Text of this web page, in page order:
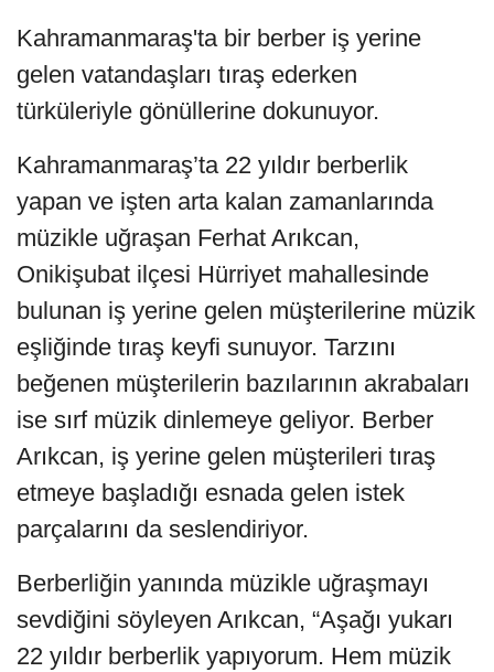
Kahramanmaraş'ta bir berber iş yerine
gelen vatandaşları tıraş ederken
türküleriyle gönüllerine dokunuyor.
Kahramanmaraş’ta 22 yıldır berberlik
yapan ve işten arta kalan zamanlarında
müzikle uğraşan Ferhat Arıkcan,
Onikişubat ilçesi Hürriyet mahallesinde
bulunan iş yerine gelen müşterilerine müzik
eşliğinde tıraş keyfi sunuyor. Tarzını
beğenen müşterilerin bazılarının akrabaları
ise sırf müzik dinlemeye geliyor. Berber
Arıkcan, iş yerine gelen müşterileri tıraş
etmeye başladığı esnada gelen istek
parçalarını da seslendiriyor.
Berberliğin yanında müzikle uğraşmayı
sevdiğini söyleyen Arıkcan, “Aşağı yukarı
22 yıldır berberlik yapıyorum. Hem müzik